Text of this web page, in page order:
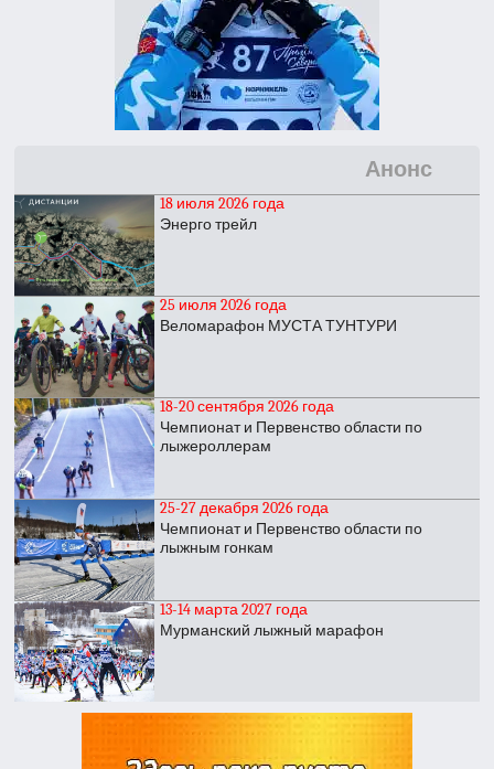
Анонс
18 июля 2026 года
Энерго трейл
25 июля 2026 года
Веломарафон МУСТА ТУНТУРИ
18-20 сентября 2026 года
Чемпионат и Первенство области по
лыжероллерам
25-27 декабря 2026 года
Чемпионат и Первенство области по
лыжным гонкам
13-14 марта 2027 года
Мурманский лыжный марафон